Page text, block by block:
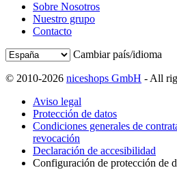
Sobre Nosotros
Nuestro grupo
Contacto
Cambiar país/idioma
© 2010-2026 niceshops GmbH - All
Aviso legal
Protección de datos
Condiciones generales de
revocación
Declaración de accesibilidad
Configuración de protección de